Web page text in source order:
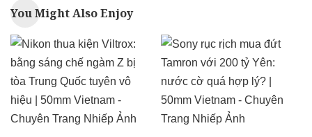
You Might Also Enjoy